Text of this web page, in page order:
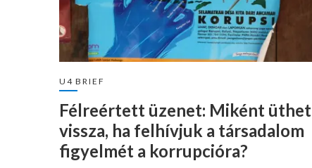
U4 BRIEF
Félreértett üzenet: Miként üthet
vissza, ha felhívjuk a társadalom
figyelmét a korrupcióra?